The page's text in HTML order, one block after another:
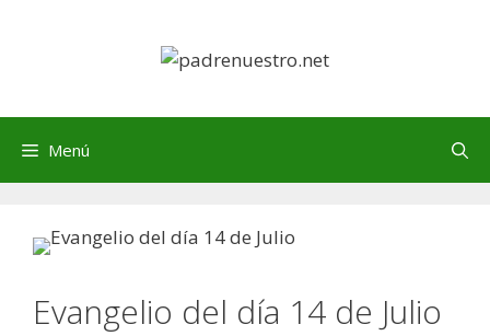
Menú
Evangelio del día 14 de Julio